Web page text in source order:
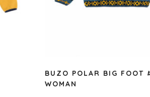
BUZO POLAR BIG FOOT
WOMAN